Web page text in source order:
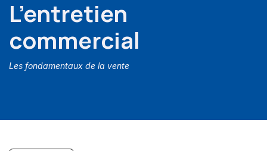
L’entretien
commercial
Les fondamentaux de la vente